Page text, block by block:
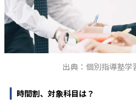
出典：個別指導塾学
時間割、対象科目は？